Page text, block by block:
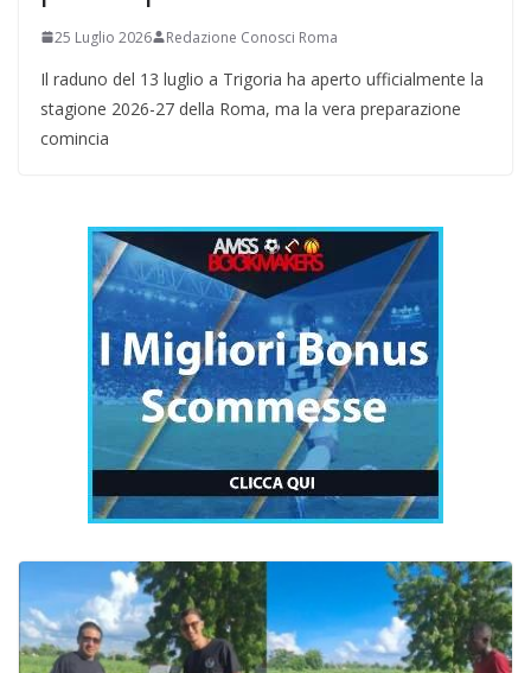
25 Luglio 2026 Redazione Conosci Roma
Il raduno del 13 luglio a Trigoria ha aperto ufficialmente la
stagione 2026-27 della Roma, ma la vera preparazione
comincia